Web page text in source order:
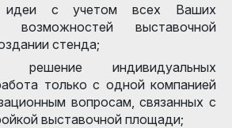
идеи с учетом всех Ваших
выставочной
стенда;
решение индивидуальных
только с одной компанией
вопросам, связанных с
выставочной площади;